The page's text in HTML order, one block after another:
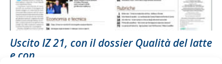
Uscito IZ 21, con il dossier Qualità del latte
e con...